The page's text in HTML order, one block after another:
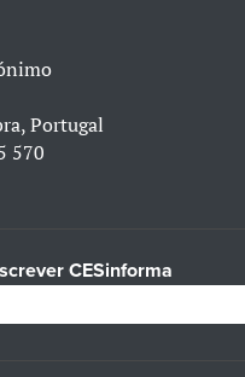
Portugal
570
CESinforma